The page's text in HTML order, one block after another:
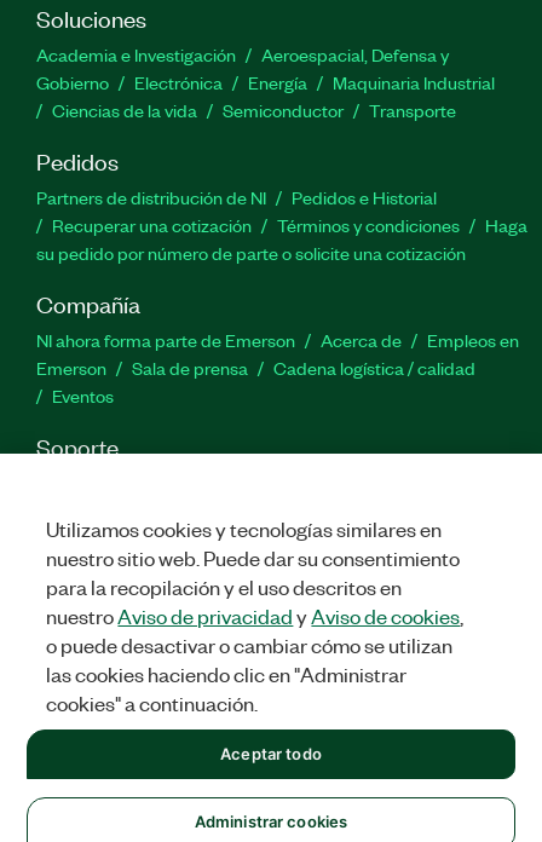
Soluciones
Academia e Investigación
Aeroespacial, Defensa y
Gobierno
Electrónica Energía
Maquinaria Industrial
Ciencias de la vida
Semiconductor Transporte
Pedidos
Partners de distribución de NI
Pedidos e Historial
Recuperar una cotización
Términos y condiciones
Haga
su pedido por número de parte o solicite una cotización
Compañía
NI ahora forma parte de Emerson Acerca de
Empleos en
Emerson
Sala de prensa
Cadena logística / calidad
Eventos
Soporte
Comentarios
TwitterFacebook
LinkedIn
©2026NATIONAL INSTRUMENTS CORP. TODOS LOS DERECHOS
RESERVADOS.
Utilizamos cookies y tecnologías similares en
nuestro sitio web. Puede dar su consentimiento
para la recopilación y el uso descritos en
nuestroAviso de privacidadyAviso de cookies
o puede desactivar o cambiar cómo se utilizan
las cookies haciendo clic en "Administrar
cookies" a continuación.
Administrar cookies
Aceptar todo